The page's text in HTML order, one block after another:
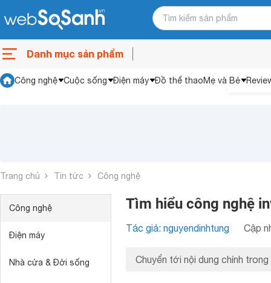
Danh mục sản phẩm
Công nghệ Cuộc sống Điện máy Đồ thể thaoMẹ và Bé
Trang chủ Tin tức Công nghệ
Công nghệ
Điện máy
Nhà cửa & Đời sống
Tìm hiểu công nghệ
Tác giả: nguyendinhtung Cập
Chuyển tới nội dung chính trong